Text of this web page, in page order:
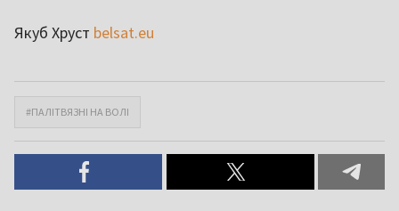
Якуб Хруст belsat.eu
#ПАЛІТВЯЗНІ НА ВОЛІ